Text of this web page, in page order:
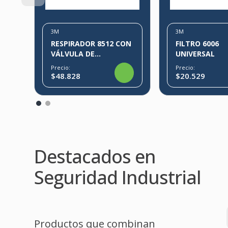
3M
RESPIRADOR 8512 CON
VÁLVULA DE
EXHALACIÓN
Precio:
$48.828
3M
FILTRO 6006
UNIVERSAL
Precio:
$20.529
Destacados en
Seguridad Industrial
Productos que combinan